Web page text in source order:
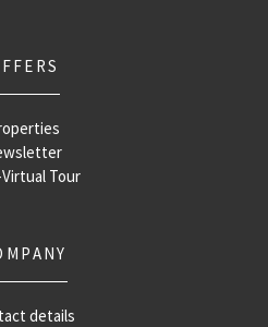
Virtual Tour
details